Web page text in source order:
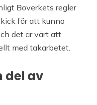
Boverkets regler
för att kunna
det är värt att
med takarbetet.
del av